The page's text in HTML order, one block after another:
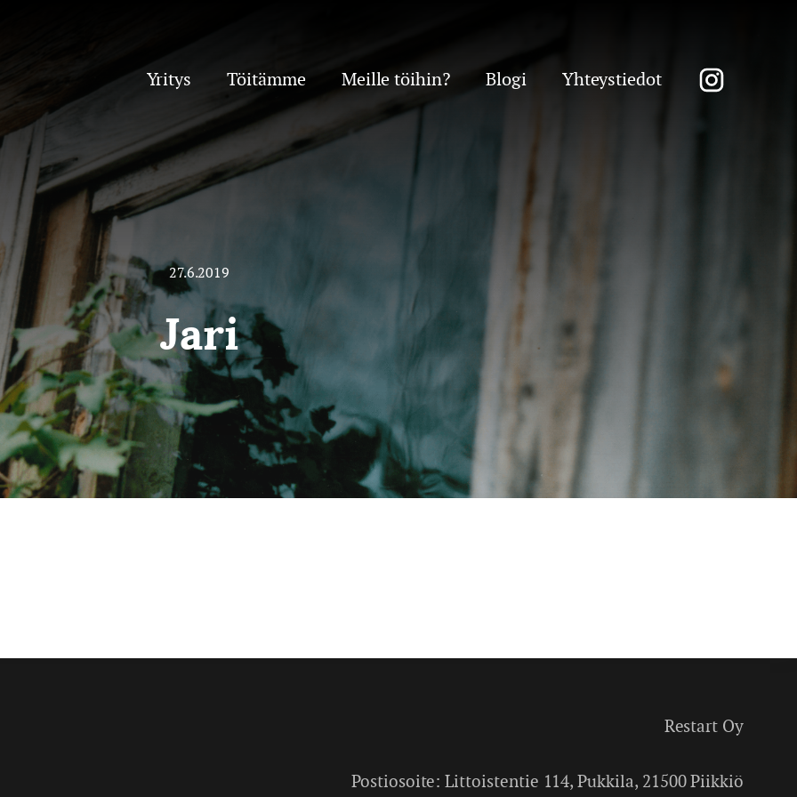
Yritys Töitämme Meille töihin? Blogi Yhteystiedot
27.6.2019
Jari
Restart Oy
Postiosoite: Littoistentie 114, Pukkila, 21500 Piikkiö